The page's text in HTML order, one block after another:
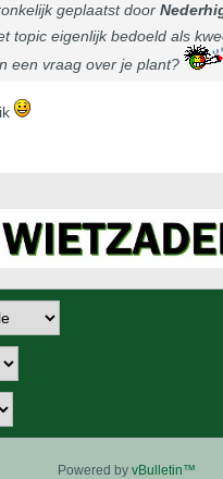
geplaatst door
topic eigenlijk bedoeld als
een vraag over je plant?
Powered by vBulletin™